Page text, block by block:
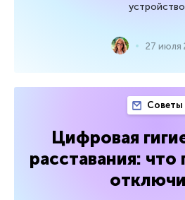
27 июля
Советы
Цифровая
расставания: что